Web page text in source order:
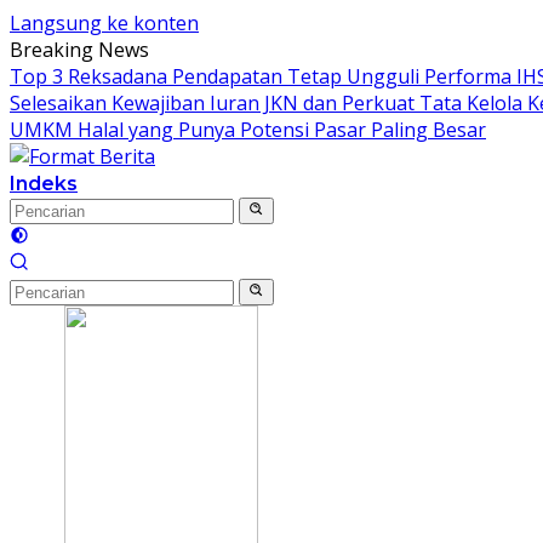
Langsung ke konten
Breaking News
Top 3 Reksadana Pendapatan Tetap Ungguli Performa
Selesaikan Kewajiban Iuran JKN dan Perkuat Tata Kelola
UMKM Halal yang Punya Potensi Pasar Paling Besar
Indeks